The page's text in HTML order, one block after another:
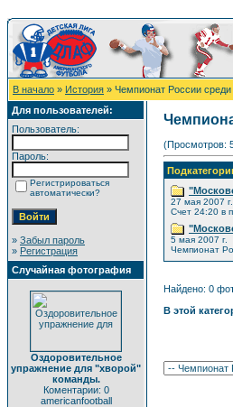
В начало » История » Чемпионат России
Для пользователей:
Пользователь:
Пароль:
Регистрироваться
автоматически?
» Забыл пароль
» Регистрация
Случайная фотография
Оздоровительное
упражнение для "хворой"
команды.
Коментарии: 0
americanfootball
(Просмотров:
27 мая 2007
Счет 24:20 в
5 мая 2007 г.
Чемпионат
Найдено: 0
В этой